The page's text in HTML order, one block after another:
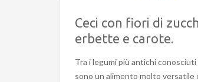
Ceci con fiori di
erbette e carote.
Tra i legumi più antichi conosciuti
sono un alimento molto versatile